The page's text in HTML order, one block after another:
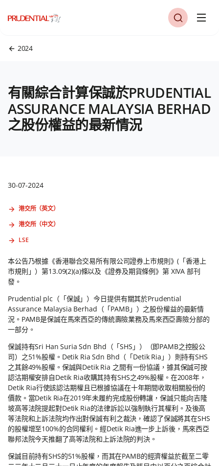
2024
有關綜合計算保誠於PRUDENTIAL
ASSURANCE MALAYSIA BERHAD
之股份權益的最新情況
30-07-2024
港交所（英文）
港交所（中文）
LSE
本公告乃根據《香港聯合交易所有限公司證券上市規則》(「香港上
市規則」）第13.09(2)(a)條以及《證券及期貨條例》第 XIVA 部刊
發。
Prudential plc（「保誠」）今日提供有關其於Prudential
Assurance Malaysia Berhad（「PAMB」）之股份權益的最新情
況。PAMB是保誠在馬來西亞的傳統壽險業務及馬來西亞壽險分部的
一部分。
保誠持有Sri Han Suria Sdn Bhd（「SHS」）（即PAMB之控股公
司）之51%股權。Detik Ria Sdn Bhd（「Detik Ria」）則持有SHS
之其餘49%股權。保誠與Detik Ria 之間有一份協議，據其保誠可按
認沽期權安排自Detik Ria收購其持有SHS之49%股權。在2008年，
Detik Ria行使該認沽期權且已根據協議在十年期間收取相關股份的
價款。當Detik Ria在2019年未履約完成股份轉讓，保誠只能向吉隆
坡高等法院提起對Detik Ria的法律訴訟以強制執行其權利。及後高
等法院和上訴法院均作出對保誠有利之裁決，確認了保誠將其在SHS
的股權增至100%的合同權利。經Detik Ria進一步上訴後，馬來西亞
聯邦法院今天推翻了高等法院和上訴法院的判決。
保誠目前持有SHS的51%股權，而其在PAMB的經濟權益於截至二零